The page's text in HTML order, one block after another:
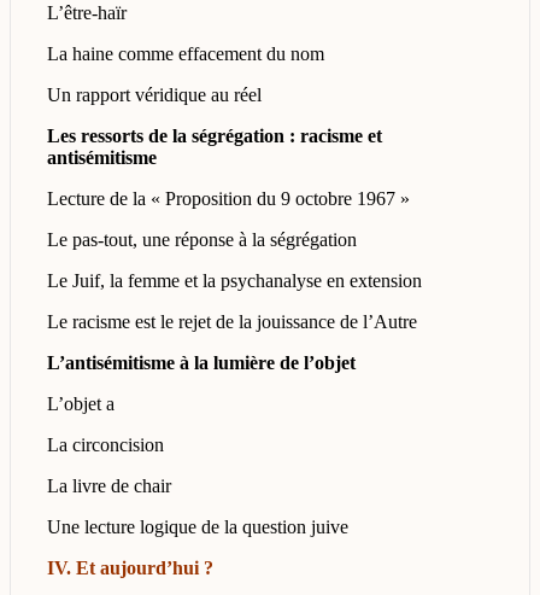
L’être-haïr
La haine comme effacement du nom
Un rapport véridique au réel
Les ressorts de la ségrégation : racisme et
antisémitisme
Lecture de la « Proposition du 9 octobre 1967 »
Le pas-tout, une réponse à la ségrégation
Le Juif, la femme et la psychanalyse en extension
Le racisme est le rejet de la jouissance de l’Autre
L’antisémitisme à la lumière de l’objet
L’objet a
La circoncision
La livre de chair
Une lecture logique de la question juive
IV. Et aujourd’hui ?